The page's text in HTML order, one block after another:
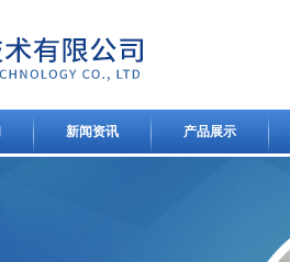
新闻资讯 产品展示